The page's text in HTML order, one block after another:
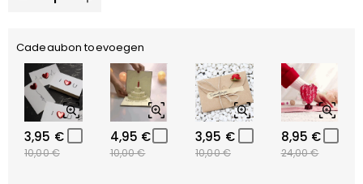
Cadeaubon toevoegen
3,95 €
10,00 €
4,95 €
10,00 €
3,95 €
10,00 €
8,95 €
24,00 €